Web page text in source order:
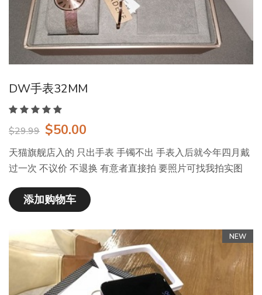
DW手表32MM
$29.99 $50.00
天猫旗舰店入的 只出手表 手镯不出 手表入后就今年四月戴
过一次 不议价 不退换 有意者直接拍 要照片可找我拍实图
添加购物车
NEW